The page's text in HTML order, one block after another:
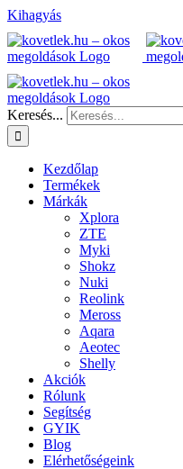
Kihagyás
Keresés...
Kezdőlap
Termékek
Márkák
Xplora
ZTE
Myki
Shokz
Nuki
Reolink
Meross
Aqara
Aeotec
Shelly
Akciók
Rólunk
Segítség
GYIK
Blog
Elérhetőségeink